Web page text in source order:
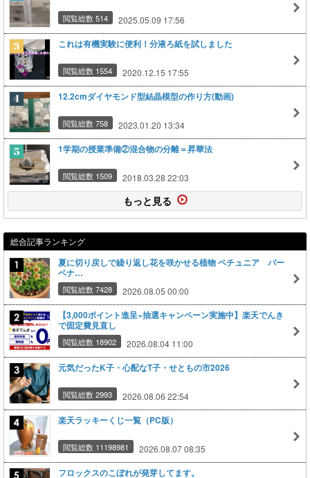
閲覧総数 514 2025.05.09 17:56
これは有機実験に便利！分液ろ紙を試しました
閲覧総数 1554 2020.12.15 17:55
12.2cmダイヤモンド型結晶模型の作り方(動画)
閲覧総数 758 2023.01.20 13:34
1学期の授業準備②混合物の分離＝昇華法
閲覧総数 1509 2018.03.28 22:03
もっと見る
総合記事ランキング
夏に切り戻しで繰り返し花を咲かせる植物 ペチュニア バー
ベナ…
閲覧総数 7428 2026.08.05 00:00
【3,000ポイント進呈×抽選キャンペーン実施中】楽天でんき
で固定費見直し
閲覧総数 18902 2026.08.04 11:00
元気だったK子・心配なT子・せともの市2026
閲覧総数 2993 2026.08.06 22:54
楽天ラッキーくじ一覧（PC版）
閲覧総数 11198981 2026.08.07 08:35
フロックスのこぼれが発芽してます。